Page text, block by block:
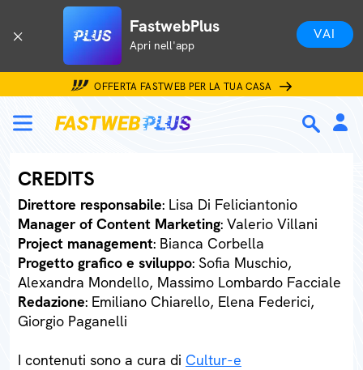
FastwebPlus
Apri nell'app
VAI
OFFERTA FASTWEB PER LA TUA CASA
CREDITS
Direttore responsabile: Lisa Di Feliciantonio
Manager of Content Marketing: Valerio Villani
Project management: Bianca Corbella
Progetto grafico e sviluppo: Sofia Muschio,
Alexandra Mondello, Massimo Lombardo Facciale
Redazione: Emiliano Chiarello, Elena Federici,
Giorgio Paganelli
I contenuti sono a cura di Cultur-e